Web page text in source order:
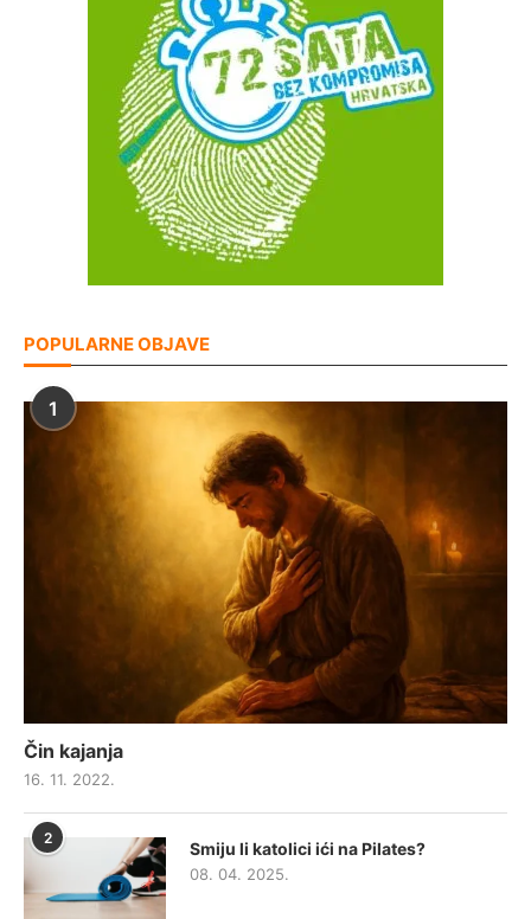
POPULARNE OBJAVE
1
Čin kajanja
16. 11. 2022.
2
Smiju li katolici ići na Pilates?
08. 04. 2025.